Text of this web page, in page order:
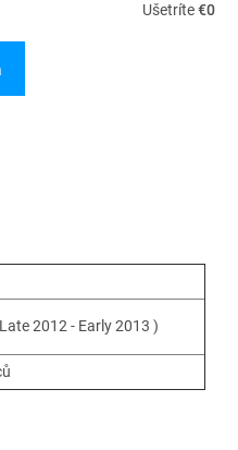
Ušetríte€0
2012 - Early 2013 )